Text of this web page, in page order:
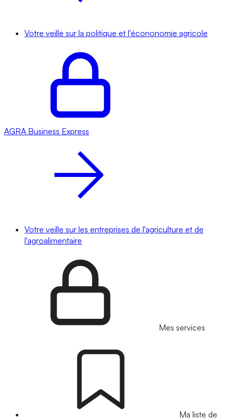
Votre veille sur la politique et l'écononomie agricole
AGRA Business Express
Votre veille sur les entreprises de l'agriculture et de
l'agroalimentaire
Mes services
Ma liste de